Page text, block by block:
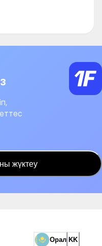
жүктеу
Орал KK